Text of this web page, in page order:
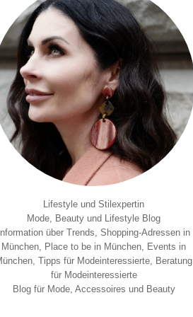
Lifestyle und Stilexpertin
Mode, Beauty und Lifestyle Blog
über Trends, Shopping-Adressen in
München, Place to be in München, Events in
Tipps für Modeinteressierte, Beratung
für Modeinteressierte
Blog für Mode, Accessoires und Beauty